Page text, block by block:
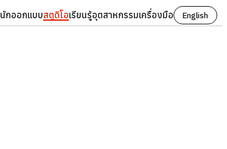
นักออกแบบสตูดิโอเรียนรู้อุตสาหกรรมเครื่องมือ
English